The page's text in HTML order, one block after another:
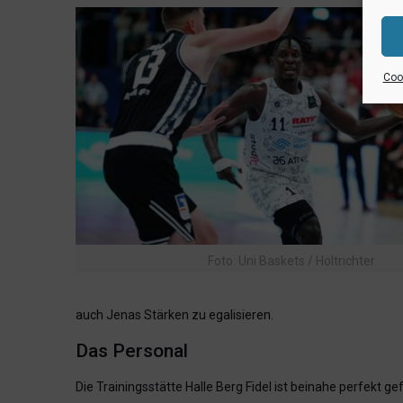
Foto: Uni Baskets / Holtrichter
auch Jenas Stärken zu egalisieren.
Das Personal
Die Trainingsstätte Halle Berg Fidel ist beinahe perfekt